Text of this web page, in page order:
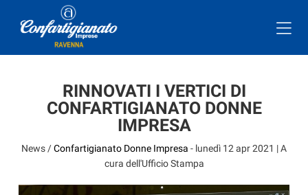
RINNOVATI I VERTICI DI
CONFARTIGIANATO DONNE
IMPRESA
News /Confartigianato Donne Impresa - lunedì 12 apr 2021 | A
cura dell'Ufficio Stampa